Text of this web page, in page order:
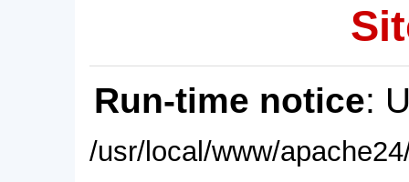
Run-time notice:
/usr/local/www/